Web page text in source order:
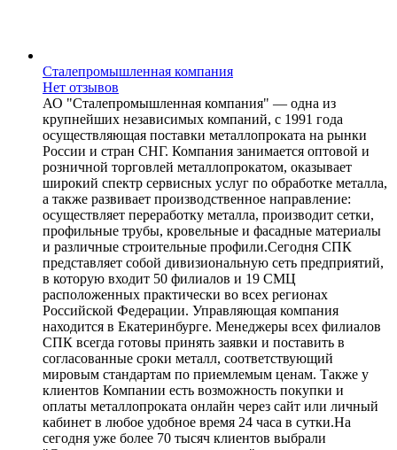
Сталепромышленная компания
Нет отзывов
АО "Сталепромышленная компания" — одна из
крупнейших независимых компаний, с 1991 года
осуществляющая поставки металлопроката на рынки
России и стран СНГ. Компания занимается оптовой и
розничной торговлей металлопрокатом, оказывает
широкий спектр сервисных услуг по обработке металла,
а также развивает производственное направление:
осуществляет переработку металла, производит сетки,
профильные трубы, кровельные и фасадные материалы
и различные строительные профили.Сегодня СПК
представляет собой дивизиональную сеть предприятий,
в которую входит 50 филиалов и 19 СМЦ
расположенных практически во всех регионах
Российской Федерации. Управляющая компания
находится в Екатеринбурге. Менеджеры всех филиалов
СПК всегда готовы принять заявки и поставить в
согласованные сроки металл, соответствующий
мировым стандартам по приемлемым ценам. Также у
клиентов Компании есть возможность покупки и
оплаты металлопроката онлайн через сайт или личный
кабинет в любое удобное время 24 часа в сутки.На
сегодня уже более 70 тысяч клиентов выбрали